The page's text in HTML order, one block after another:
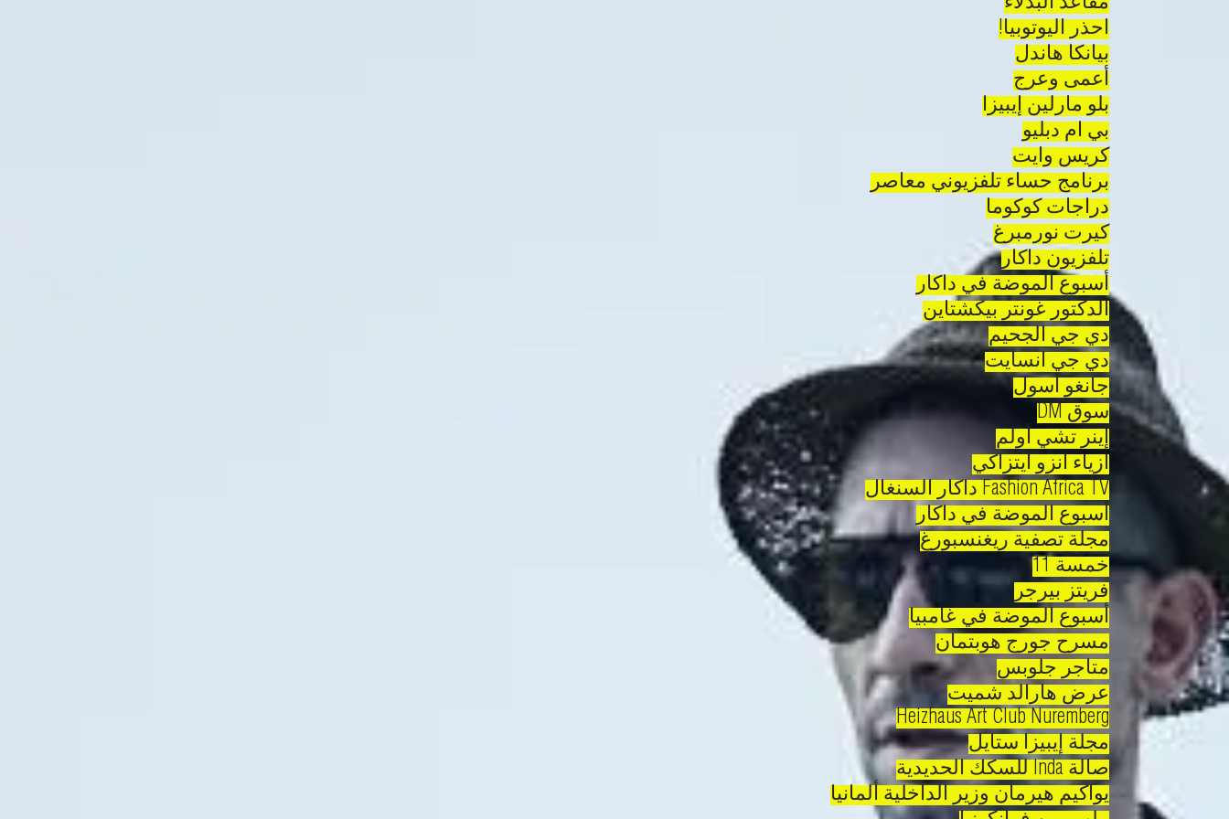
احذر اليوتوبيا!
بيانكا هاندل
أعمى وعرج
بلو مارلين إيبيزا
بي ام دبليو
كريس وايت
برنامج حساء تلفزيوني معاصر
دراجات كوكوما
كيرت نورمبرغ
تلفزيون داكار
أسبوع الموضة في داكار
الدكتور غونتر بيكشتاين
دي جي الجحيم
دي جي انسايت
جانغو أسول
سوق DM
إينر تشي أولم
ازياء انزو ايتزاكي
Fashion Africa TV داكار السنغال
أسبوع الموضة في داكار
مجلة تصفية ريغنسبورغ
خمسة 11
فريتز بيرجر
أسبوع الموضة في غامبيا
مسرح جورج هوبتمان
متاجر جلوبس
عرض هارالد شميت
Heizhaus Art Club Nuremberg
مجلة إيبيزا ستايل
صالة Inda للسكك الحديدية
يواكيم هيرمان وزير الداخلية ألمانيا